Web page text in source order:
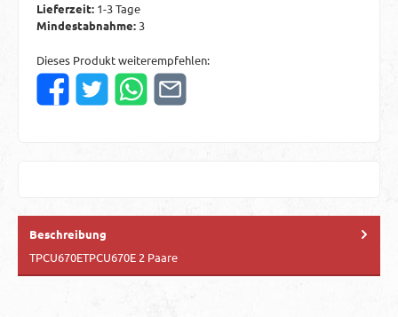
Lieferzeit: 1-3 Tage
Mindestabnahme:3
Dieses Produkt weiterempfehlen:
Beschreibung
TPCU670ETPCU670E 2 Paare